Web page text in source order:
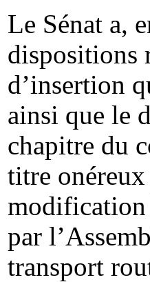
Le Sénat a,
dispositions
d’insertion
ainsi que le
chapitre du
titre
modification
par
transport